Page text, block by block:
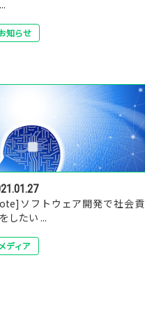
知らせ
ソフトウェア開発で社会貢
したい ...
ディア